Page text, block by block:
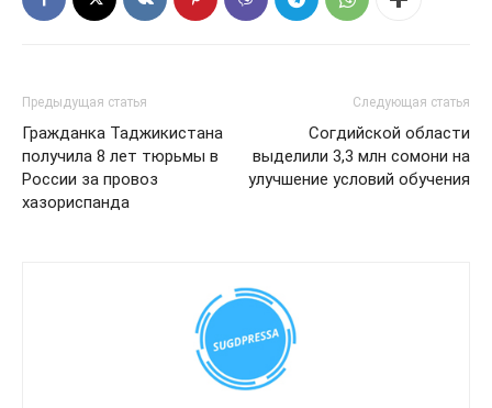
Предыдущая статья
Гражданка Таджикистана
получила 8 лет тюрьмы в
России за провоз
хазориспанда
Следующая статья
Согдийской области
выделили 3,3 млн сомони на
улучшение условий обучения